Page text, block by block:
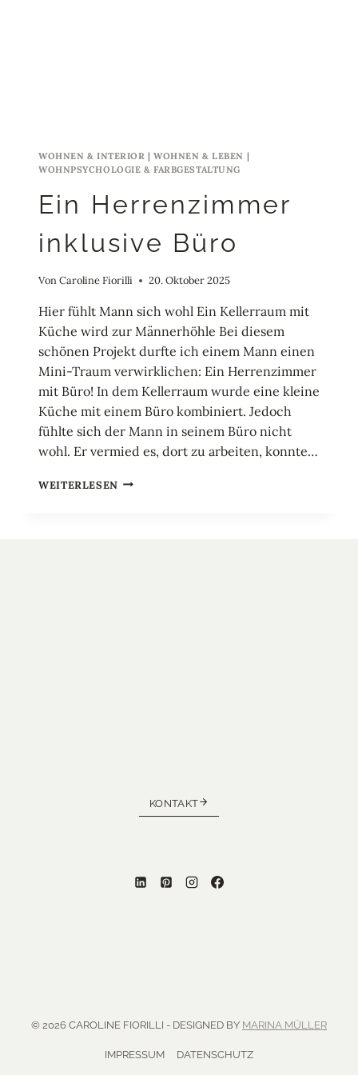
WOHNEN & INTERIOR |WOHNEN & LEBEN |
WOHNPSYCHOLOGIE & FARBGESTALTUNG
Ein Herrenzimmer
inklusive Büro
VonCaroline Fiorilli 20. Oktober 2025
Hier fühlt Mann sich wohl Ein Kellerraum mit
Küche wird zur Männerhöhle Bei diesem
schönen Projekt durfte ich einem Mann einen
Mini-Traum verwirklichen: Ein Herrenzimmer
mit Büro! In dem Kellerraum wurde eine kleine
Küche mit einem Büro kombiniert. Jedoch
fühlte sich der Mann in seinem Büro nicht
wohl. Er vermied es, dort zu arbeiten, konnte…
WEITERLESEN EIN
KONTAKT
© 2026 CAROLINE FIORILLI - DESIGNED BY MARINA MÜLLER
IMPRESSUM DATENSCHUTZ